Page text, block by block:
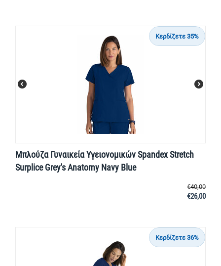
Κερδίζετε 35%
Μπλούζα Γυναικεία Yγειονομικών Spandex Stretch
Surplice Grey's Anatomy Navy Blue
€40,00
€26,00
Κερδίζετε 36%